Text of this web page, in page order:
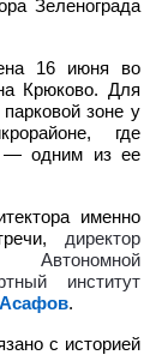
Зеленограда
16 июня во
Крюково. Для
зоне у
где
— одним из ее
именно
директор
Автономной
институт
Асафов.
с историей